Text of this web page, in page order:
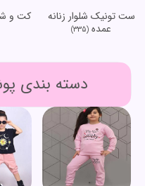
ست تونیک شلوار زنانه
عمده (335)
کت و
دسته بندی